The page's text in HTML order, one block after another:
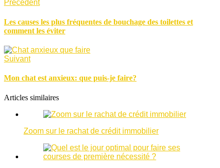
Précédent
Les causes les plus fréquentes de bouchage des toilettes et
comment les éviter
Suivant
Mon chat est anxieux: que puis-je faire?
Articles similaires
Zoom sur le rachat de crédit immobilier